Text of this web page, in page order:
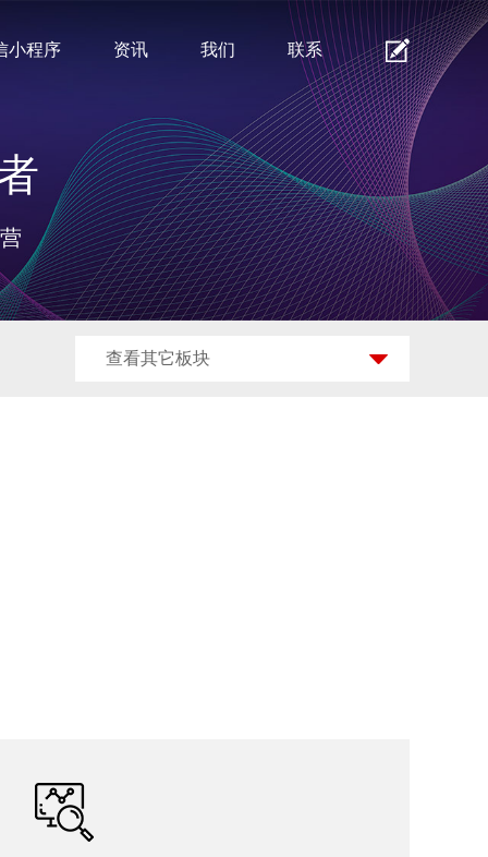
小程序 资讯 我们 联系
查看其它板块